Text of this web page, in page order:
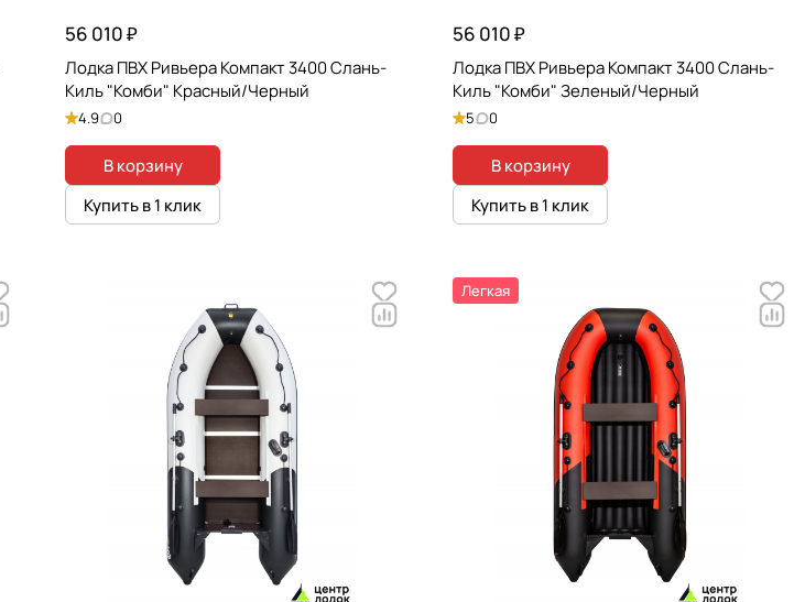
56 010 ₽
Лодка ПВХ Ривьера Компакт 3400 Слань-
Киль "Комби" Красный/Черный
4.9 0
В корзину
Купить в 1 клик
56 010 ₽
Лодка ПВХ Ривьера Компакт 3400 Слань-
Киль "Комби" Зеленый/Черный
5 0
В корзину
Купить в 1 клик
Легкая